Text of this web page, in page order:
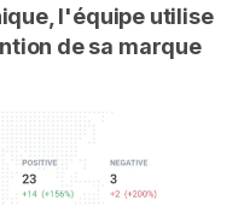
l'équipe utilise
de sa marque